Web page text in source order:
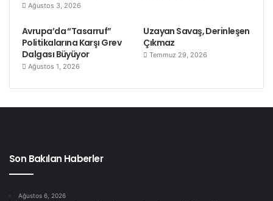
Ağustos 3, 2026
Avrupa’da “Tasarruf”
Politikalarına Karşı Grev
Dalgası Büyüyor
Ağustos 1, 2026
Uzayan Savaş, Derinleşen
Çıkmaz
Temmuz 29, 2026
Son Bakılan Haberler
Ağustos 6, 2026